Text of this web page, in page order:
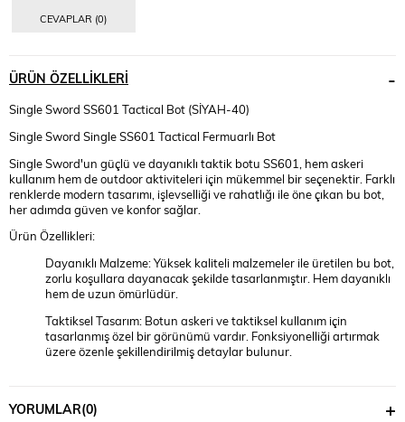
CEVAPLAR (0)
ÜRÜN ÖZELLIKLERI
Single Sword SS601 Tactical Bot (SİYAH-40)
Single Sword Single SS601 Tactical Fermuarlı Bot
Single Sword'un güçlü ve dayanıklı taktik botu SS601, hem askeri
kullanım hem de outdoor aktiviteleri için mükemmel bir seçenektir. Farklı
renklerde modern tasarımı, işlevselliği ve rahatlığı ile öne çıkan bu bot,
her adımda güven ve konfor sağlar.
Ürün Özellikleri:
Dayanıklı Malzeme: Yüksek kaliteli malzemeler ile üretilen bu bot,
zorlu koşullara dayanacak şekilde tasarlanmıştır. Hem dayanıklı
hem de uzun ömürlüdür.
Taktiksel Tasarım: Botun askeri ve taktiksel kullanım için
tasarlanmış özel bir görünümü vardır. Fonksiyonelliği artırmak
üzere özenle şekillendirilmiş detaylar bulunur.
ayaklarınıza destek ve rahatlık sunar.
YORUMLAR(0)